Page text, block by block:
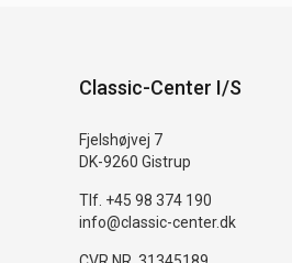
Classic-Center I/S
Fjelshøjvej 7
DK-9260 Gistrup
Tlf. +45 98 374 190
info@classic-center.dk